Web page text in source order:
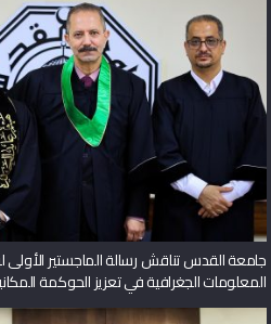
جامعة القدس تناقش رسالة الماجستير الأولى
المعلومات الجغرافية في تعزيز الحوكمة